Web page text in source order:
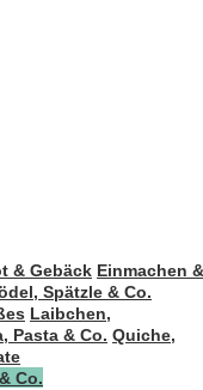
& Gebäck Einmachen &
Spätzle & Co.
Laibchen,
Pasta & Co. Quiche,
Co.